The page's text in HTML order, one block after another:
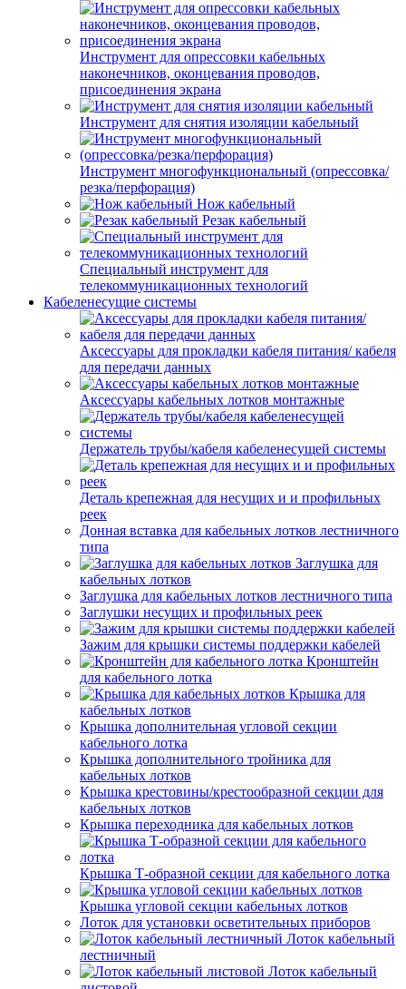
Инструмент для опрессовки кабельных
наконечников, оконцевания проводов,
присоединения экрана
Инструмент для снятия изоляции кабельный
Инструмент многофункциональный (опрессовка/
резка/перфорация)
Нож кабельный
Резак кабельный
Специальный инструмент для
телекоммуникационных технологий
Кабеленесущие системы
Аксессуары для прокладки кабеля питания/ кабеля
для передачи данных
Аксессуары кабельных лотков монтажные
Держатель трубы/кабеля кабеленесущей системы
Деталь крепежная для несущих и и профильных
реек
Донная вставка для кабельных лотков лестничного
типа
Заглушка для
кабельных лотков
Заглушка для кабельных лотков лестничного типа
Заглушки несущих и профильных реек
Зажим для крышки системы поддержки кабелей
Кронштейн
для кабельного лотка
Крышка для
кабельных лотков
Крышка дополнительная угловой секции
кабельного лотка
Крышка дополнительного тройника для
кабельных лотков
Крышка крестовины/крестообразной секции для
кабельных лотков
Крышка переходника для кабельных лотков
Крышка Т-образной секции для кабельного лотка
Крышка угловой секции кабельных лотков
Лоток для установки осветительных приборов
Лоток кабельный
лестничный
Лоток кабельный